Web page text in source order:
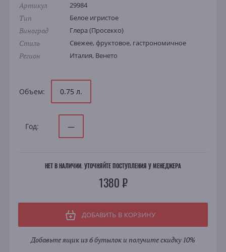
Артикул 29984
Тип Белое игристое
Виноград Глера (Просекко)
Стиль Свежее, фруктовое, гастрономичное
Регион Италия, Венето
Объем: 0.75 л.
Год: —
НЕТ В НАЛИЧИИ. УТОЧНЯЙТЕ ПОСТУПЛЕНИЯ У МЕНЕДЖЕРА
1380 ₽
ДОБАВИТЬ В КОРЗИНУ
Добавьте ящик из 6 бутылок и получите скидку 10%